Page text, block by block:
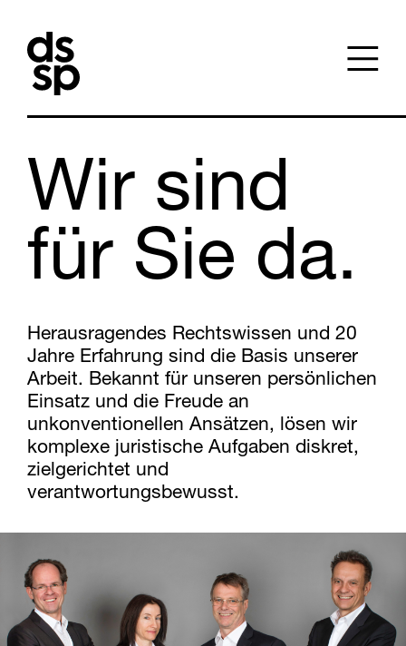
Wir sind
für Sie da.
Herausragendes Rechtswissen und 20
Jahre Erfahrung sind die Basis unserer
Arbeit. Bekannt für unseren persönlichen
Einsatz und die Freude an
unkonventionellen Ansätzen, lösen wir
komplexe juristische Aufgaben diskret,
zielgerichtet und
verantwortungsbewusst.